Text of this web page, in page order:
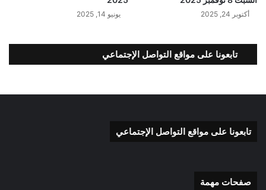
أكتوبر 24, 2025 يونيو 14, 2025
تابعونا على مواقع التواصل الإجتماعي
تابعونا على مواقع التواصل الإجتماعي
صفحات مهمة